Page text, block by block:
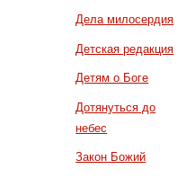
Дела милосердия
Детская редакция
Детям о Боге
Дотянуться до
небес
Закон Божий